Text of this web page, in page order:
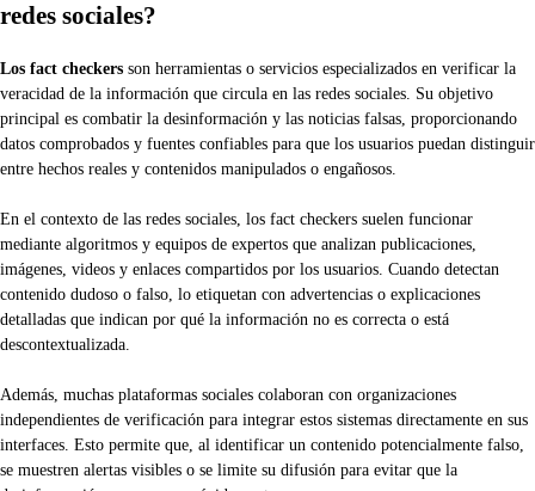
redes sociales?
Los fact checkers son herramientas o servicios especializados en verificar la
veracidad de la información que circula en las redes sociales. Su objetivo
principal es combatir la desinformación y las noticias falsas, proporcionando
datos comprobados y fuentes confiables para que los usuarios puedan distinguir
entre hechos reales y contenidos manipulados o engañosos.
En el contexto de las redes sociales, los fact checkers suelen funcionar
mediante algoritmos y equipos de expertos que analizan publicaciones,
imágenes, videos y enlaces compartidos por los usuarios. Cuando detectan
contenido dudoso o falso, lo etiquetan con advertencias o explicaciones
detalladas que indican por qué la información no es correcta o está
descontextualizada.
Además, muchas plataformas sociales colaboran con organizaciones
independientes de verificación para integrar estos sistemas directamente en sus
interfaces. Esto permite que, al identificar un contenido potencialmente falso,
se muestren alertas visibles o se limite su difusión para evitar que la